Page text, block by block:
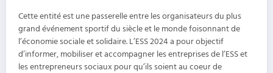
Cette entité est une passerelle entre les organisateurs du plus
grand événement sportif du siècle et le monde foisonnant de
l’économie sociale et solidaire. L’ESS 2024 a pour objectif
d’informer, mobiliser et accompagner les entreprises de l’ESS et
les entrepreneurs sociaux pour qu’ils soient au coeur de